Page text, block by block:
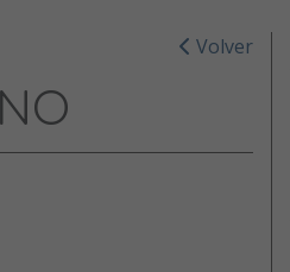
Volver